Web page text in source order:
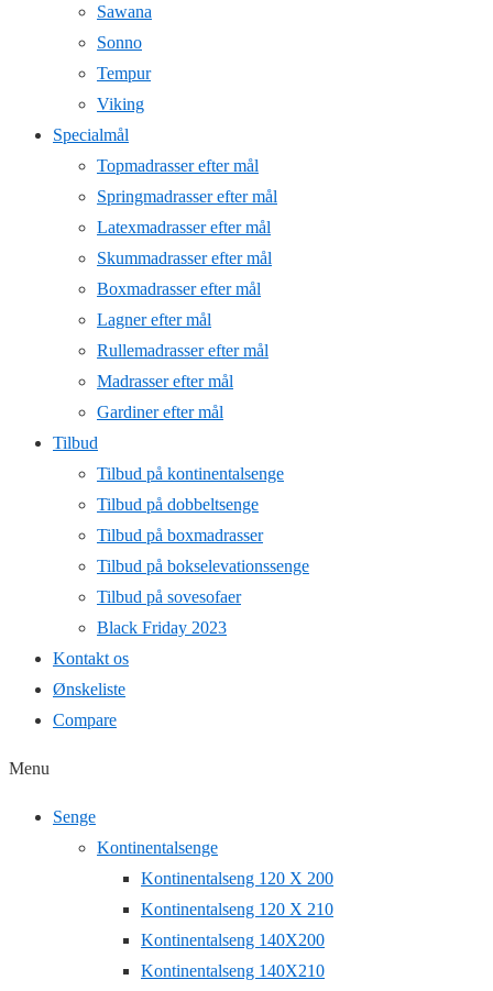
Sawana
Sonno
Tempur
Viking
Specialmål
Topmadrasser efter mål
Springmadrasser efter mål
Latexmadrasser efter mål
Skummadrasser efter mål
Boxmadrasser efter mål
Lagner efter mål
Rullemadrasser efter mål
Madrasser efter mål
Gardiner efter mål
Tilbud
Tilbud på kontinentalsenge
Tilbud på dobbeltsenge
Tilbud på boxmadrasser
Tilbud på bokselevationssenge
Tilbud på sovesofaer
Black Friday 2023
Kontakt os
Ønskeliste
Compare
Menu
Senge
Kontinentalsenge
Kontinentalseng 120 X 200
Kontinentalseng 120 X 210
Kontinentalseng 140X200
Kontinentalseng 140X210